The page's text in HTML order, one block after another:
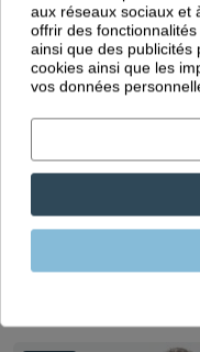
Des
France
aux réseaux sociaux et
offrir des
ainsi que des publicités
cookies ainsi que les
vos données